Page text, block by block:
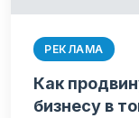
РЕКЛАМА
Как
бизнесу в